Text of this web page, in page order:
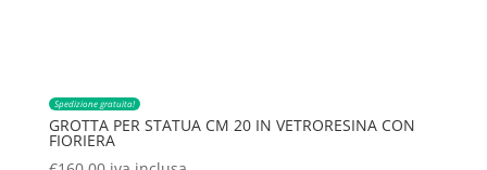
Spedizione gratuita!
GROTTA PER STATUA CM 20 IN VETRORESINA CON
FIORIERA